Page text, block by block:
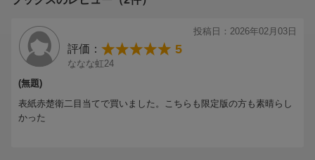
投稿日：2026年02月03日
評価： 5
ななな虹24
(無題)
表紙赤楚衛二目当てで買いました。こちらも限定版の方も素晴らし
かった